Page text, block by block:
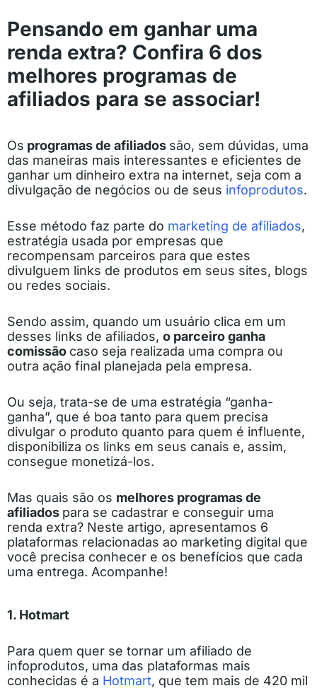
Pensando em ganhar uma
renda extra? Confira 6 dos
melhores programas de
afiliados para se associar!
Os programas de afiliados são, sem dúvidas, uma
das maneiras mais interessantes e eficientes de
ganhar um dinheiro extra na internet, seja com a
divulgação de negócios ou de seus infoprodutos.
Esse método faz parte do marketing de afiliados,
estratégia usada por empresas que
recompensam parceiros para que estes
divulguem links de produtos em seus sites, blogs
ou redes sociais.
Sendo assim, quando um usuário clica em um
desses links de afiliados, o parceiro ganha
comissão caso seja realizada uma compra ou
outra ação final planejada pela empresa.
Ou seja, trata-se de uma estratégia “ganha-
ganha”, que é boa tanto para quem precisa
divulgar o produto quanto para quem é influente,
disponibiliza os links em seus canais e, assim,
consegue monetizá-los.
Mas quais são os melhores programas de
afiliados para se cadastrar e conseguir uma
renda extra? Neste artigo, apresentamos 6
plataformas relacionadas ao marketing digital que
você precisa conhecer e os benefícios que cada
uma entrega. Acompanhe!
1. Hotmart
Para quem quer se tornar um afiliado de
infoprodutos, uma das plataformas mais
conhecidas é a Hotmart, que tem mais de 420 mil